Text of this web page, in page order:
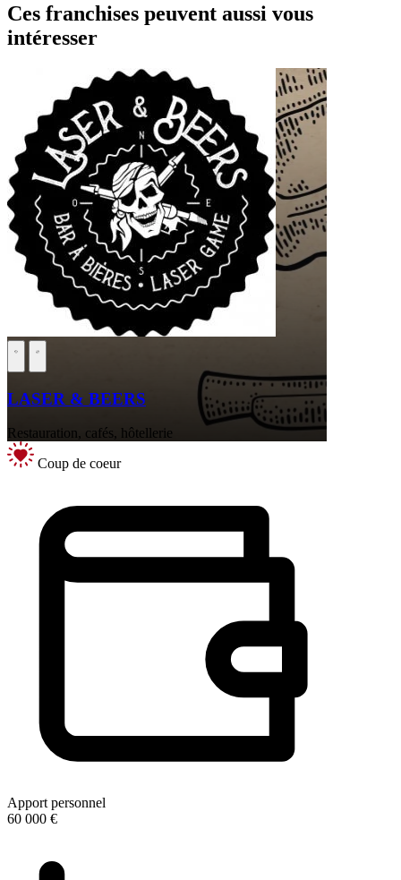
Ces franchises peuvent aussi vous
intéresser
LASER & BEERS
Restauration, cafés, hôtellerie
Coup de coeur
Apport personnel
60 000 €